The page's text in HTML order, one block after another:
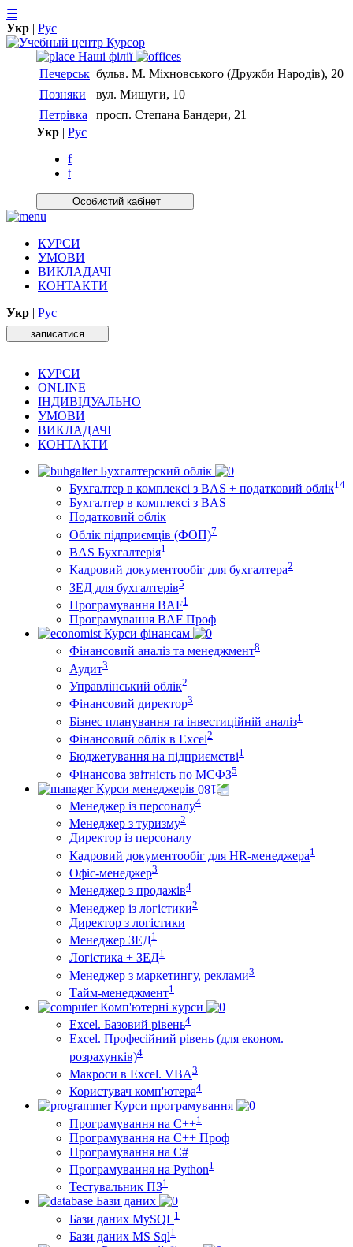
☰
Укр | Рус
Нашi фiлiї
Печерськ бульв. М. Міхновського (Дружби Народів), 20
Позняки
вул. Мишуги, 10
Петрівка
просп. Степана Бандери, 21
Укр | Рус
f
t
Особистий кабiнет
КУРСИ
УМОВИ
ВИКЛАДАЧІ
КОНТАКТИ
Укр | Рус
записатися
КУРСИ
ONLINE
ІНДИВІДУАЛЬНО
УМОВИ
ВИКЛАДАЧІ
КОНТАКТИ
Бухгалтерский облік
Бухгалтер в комплексі з BAS + податковий облік14
Бухгалтер в комплексі з BAS
Податковий облік
Облік підприємців (ФОП)7
BAS Бухгалтерія1
Кадровий документообіг для бухгалтера2
ЗЕД для бухгалтерів5
Програмування BAF1
Програмування BAF Проф
Курси фінансам
Фінансовий аналіз та менеджмент8
Аудит3
Управлінський облік2
Фінансовий директор3
Бізнес планування та інвестиційній аналіз1
Фінансовий облiк в Excel2
Бюджетування на підприємстві1
Фінансова звітність по МСФЗ5
Курси менеджерів
Менеджер із персоналу4
Менеджер з туризму2
Директор iз персоналу
Кадровий документообіг для HR-менеджера1
Офіс-менеджер3
Менеджер з продажів4
Менеджер із логістики2
Директор з логістики
Менеджер ЗEД1
Логістика + ЗЕД1
Менеджер з маркетингу, реклами3
Тайм-менеджмент1
Комп'ютерні курси
Excel. Базовий рівень4
Excel. Професійний рівень (для економ.
розрахунків)4
Макроси в Excel. VBA3
Користувач комп'ютера4
Курси програмування
Програмування на С++1
Програмування на С++ Проф
Програмування на C#
Програмування на Python1
Тестувальник ПЗ1
Бази даних
Бази даних MySQL1
Бази даних MS Sql1